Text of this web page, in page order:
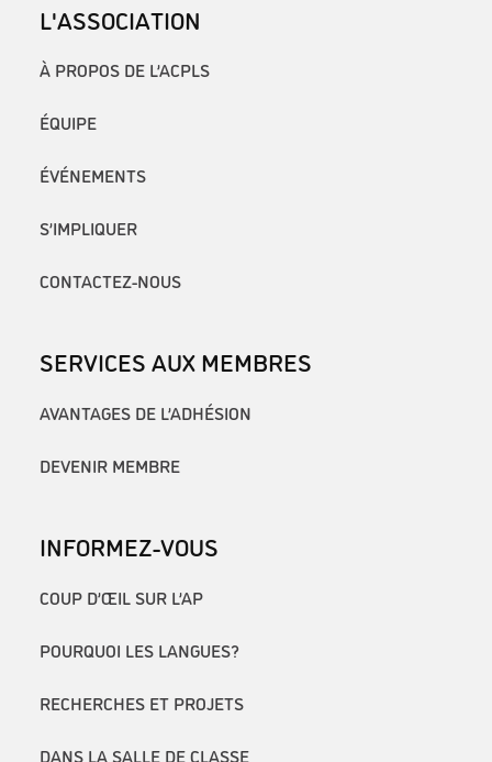
L'ASSOCIATION
À PROPOS DE L’ACPLS
ÉQUIPE
ÉVÉNEMENTS
S’IMPLIQUER
CONTACTEZ-NOUS
SERVICES AUX MEMBRES
AVANTAGES DE L’ADHÉSION
DEVENIR MEMBRE
INFORMEZ-VOUS
COUP D’ŒIL SUR L’AP
POURQUOI LES LANGUES?
RECHERCHES ET PROJETS
DANS LA SALLE DE CLASSE